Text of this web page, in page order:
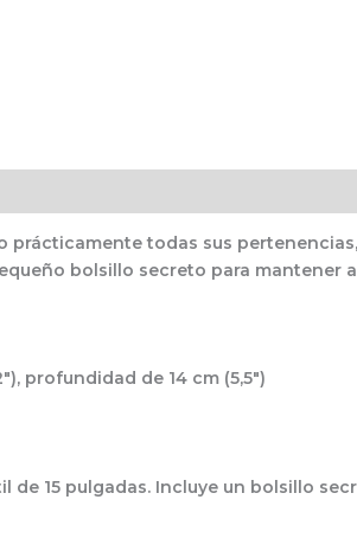
prácticamente todas sus
bolsillo secreto para mantener
profundidad de 14 cm (5,5″)
15 pulgadas. Incluye un bolsillo